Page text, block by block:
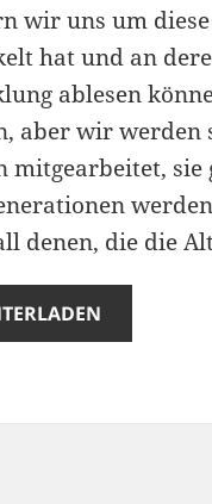
wir uns um
hat und an
ablesen
aber wir werden
mitgearbeitet, sie
denen, die die